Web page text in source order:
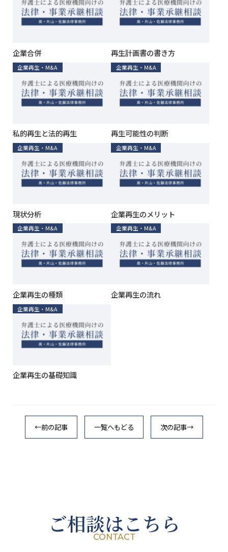
企業合併 再生計画書の書き方
企業再生・M&A
私的再生と法的再生
企業再生・M&A
再生可能性の判断
企業再生・M&A
現状分析
企業再生・M&A
企業再生のメリット
企業再生・M&A
企業再生の種類
企業再生・M&A
企業再生の流れ
企業再生・M&A
企業再生の基礎知識
←前の記事 一覧へもどる 次の記事→
ご相談はこちら
CONTACT